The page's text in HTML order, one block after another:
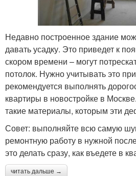
Недавно построенное здание
давать усадку. Это приведет к
скором времени – могут
потолок. Нужно учитывать это
рекомендуется выполнять
квартиры в новостройке в
такие материалы, которым эти
Совет: выполняйте всю самую
ремонтную работу в нужной
это делать сразу, как въедете в
читать дальше →